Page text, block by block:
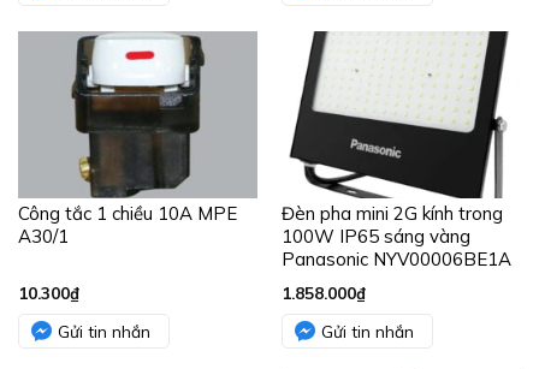
Công tắc 1 chiều 10A MPE
A30/1
10.300₫
Gửi tin nhắn
Đèn pha mini 2G kính trong
100W IP65 sáng vàng
Panasonic NYV00006BE1A
1.858.000₫
Gửi tin nhắn